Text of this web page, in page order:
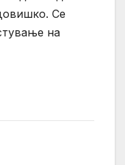
Се
на